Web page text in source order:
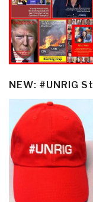
NEW: #UNRIG